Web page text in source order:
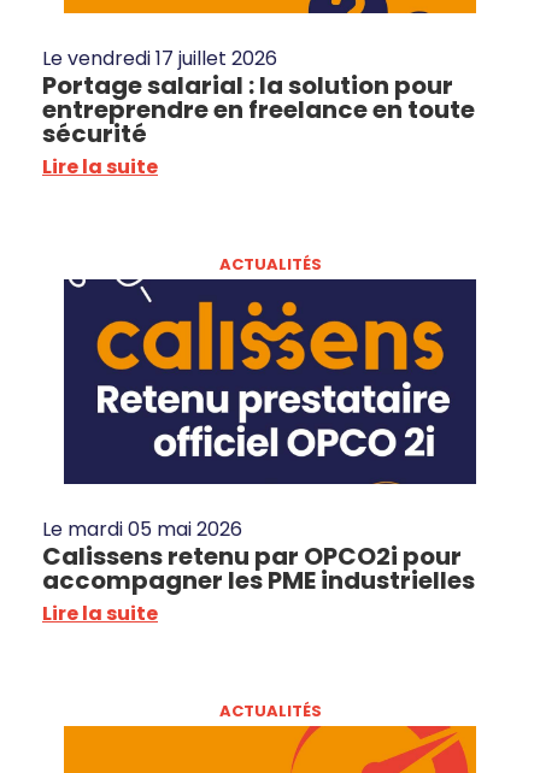
Levendredi 17 juillet 2026
Portage salarial : la solution pour
entreprendre en freelance en toute
sécurité
Lire la suite
ACTUALITÉS
Le mardi 05 mai 2026
Calissens retenu par OPCO2i pour
accompagner les PME industrielles
Lire la suite
ACTUALITÉS